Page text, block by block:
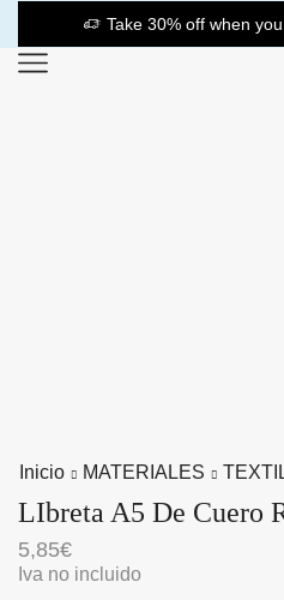
Take 30% off when
Inicio MATERIALES
LIbreta A5 De Cuero
5,85€
Iva no incluido